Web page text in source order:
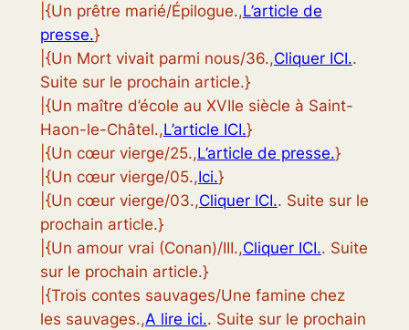
|{Un prêtre marié/Épilogue.,L’article de
presse.}
|{Un Mort vivait parmi nous/36.,Cliquer ICI..
Suite sur le prochain article.}
|{Un maître d’école au XVIIe siècle à Saint-
Haon-le-Châtel.,L’article ICI.}
|{Un cœur vierge/25.,L’article de presse.}
|{Un cœur vierge/05.,Ici.}
|{Un cœur vierge/03.,Cliquer ICI.. Suite sur le
prochain article.}
|{Un amour vrai (Conan)/III.,Cliquer ICI.. Suite
sur le prochain article.}
|{Trois contes sauvages/Une famine chez
les sauvages.,A lire ici.. Suite sur le prochain